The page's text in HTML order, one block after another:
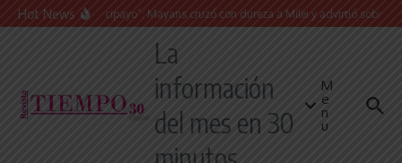
Saltar al contenido
Hot News
“Presidente cipayo”: Mayans cruzó con dureza a Milei y advirtió sobre un
La
información
del mes en 30
M
e
n
u